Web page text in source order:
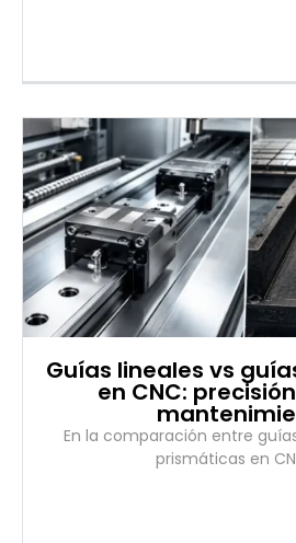
Guías lineales vs
en CNC:
En la comparación entre
prismáticas en